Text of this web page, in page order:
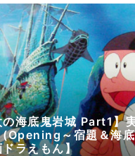
の海底鬼岩城 Part1】
(Opening～宿題＆海
ラえもん】